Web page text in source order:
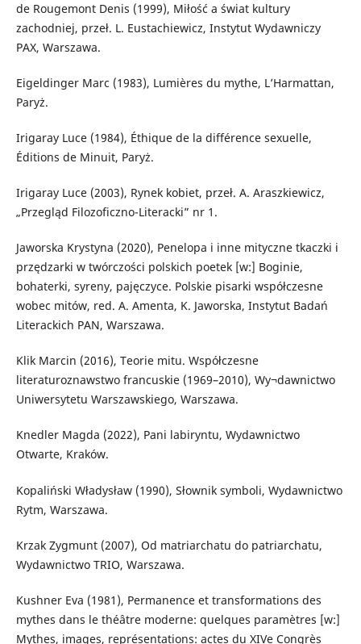
de Rougemont Denis (1999), Miłość a świat kultury
zachodniej, przeł. L. Eustachiewicz, Instytut Wydawniczy
PAX, Warszawa.
Eigeldinger Marc (1983), Lumières du mythe, L’Harmattan,
Paryż.
Irigaray Luce (1984), Éthique de la différence sexuelle,
Éditions de Minuit, Paryż.
Irigaray Luce (2003), Rynek kobiet, przeł. A. Araszkiewicz,
„Przegląd Filozoficzno-Literacki” nr 1.
Jaworska Krystyna (2020), Penelopa i inne mityczne tkaczki i
przędzarki w twórczości polskich poetek [w:] Boginie,
bohaterki, syreny, pajęczyce. Polskie pisarki współczesne
wobec mitów, red. A. Amenta, K. Jaworska, Instytut Badań
Literackich PAN, Warszawa.
Klik Marcin (2016), Teorie mitu. Współczesne
literaturoznawstwo francuskie (1969–2010), Wy¬dawnictwo
Uniwersytetu Warszawskiego, Warszawa.
Knedler Magda (2022), Pani labiryntu, Wydawnictwo
Otwarte, Kraków.
Kopaliński Władysław (1990), Słownik symboli, Wydawnictwo
Rytm, Warszawa.
Krzak Zygmunt (2007), Od matriarchatu do patriarchatu,
Wydawnictwo TRIO, Warszawa.
Kushner Eva (1981), Permanence et transformations des
mythes dans le théâtre moderne: quelques paramètres [w:]
Mythes, images, représentations: actes du XIVe Congrès